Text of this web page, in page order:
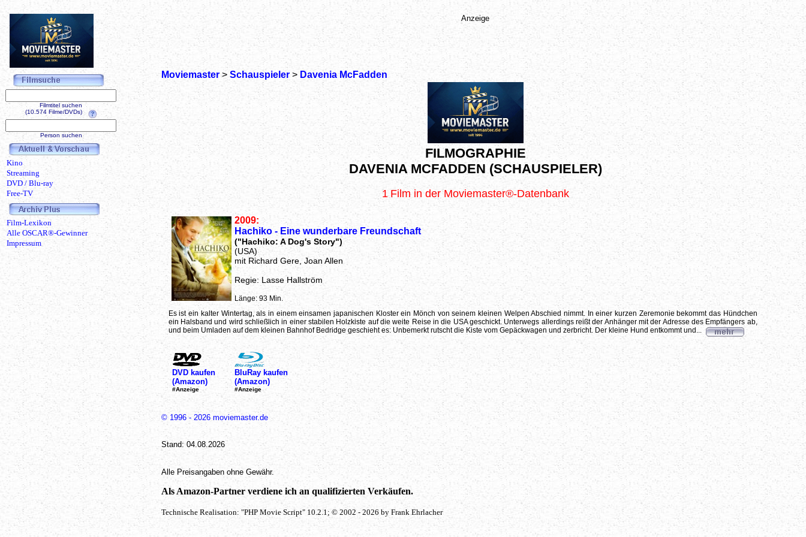
Moviemaster> Schauspieler> Davenia McFadden
FILMOGRAPHIE
DAVENIA MCFADDEN (SCHAUSPIELER)
1 Film in der Moviemaster®-Datenbank
2009:
Hachiko - Eine wunderbare Freundschaft
("Hachiko: A Dog's Story")
(USA)
mit Richard Gere, Joan Allen
Regie: Lasse Hallström
Länge: 93 Min.
Es ist ein kalter Wintertag, als in einem einsamen japanischen Kloster ein Mönch von seinem kleinen Welpen Abschied nimmt. In einer kurzen Zeremonie bekommt das Hündchen
ein Halsband und wird schließlich in einer stabilen Holzkiste auf die weite Reise in die USA geschickt. Unterwegs allerdings reißt der Anhänger mit der Adresse des Empfängers ab,
und beim Umladen auf dem kleinen Bahnhof Bedridge geschieht es: Unbemerkt rutscht die Kiste vom Gepäckwagen und zerbricht. Der kleine Hund entkommt und...
DVD kaufen
(Amazon)
#Anzeige
BluRay kaufen
(Amazon)
#Anzeige
© 1996 - 2026 moviemaster.de
Stand: 04.08.2026
Alle Preisangaben ohne Gewähr.
Als Amazon-Partner verdiene ich an qualifizierten Verkäufen.
Technische Realisation: "PHP Movie Script" 10.2.1; © 2002 - 2026 by Frank Ehrlacher
Anzeige
Filmtitel suchen
(10.574 Filme/DVDs)
Person suchen
Kino
Streaming
DVD / Blu-ray
Free-TV
Film-Lexikon
Alle OSCAR®-Gewinner
Impressum